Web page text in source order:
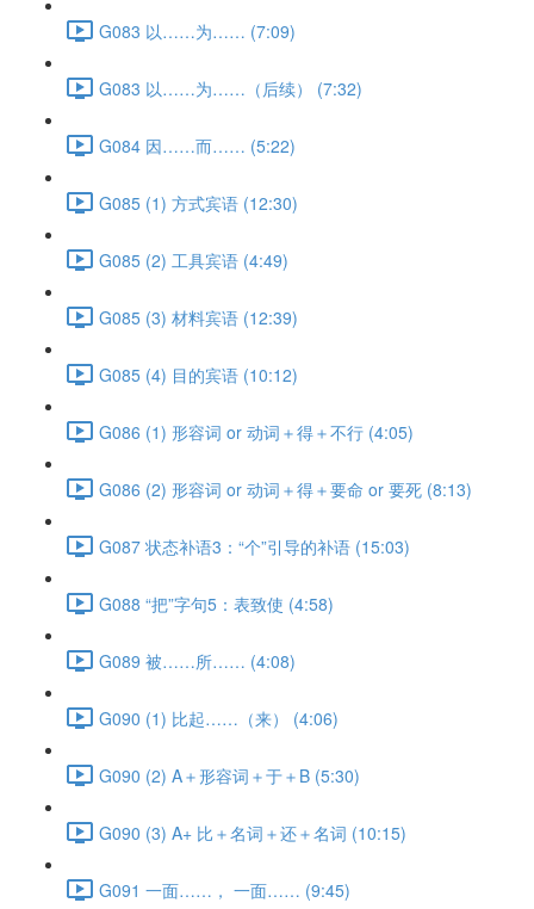
G083 以……为…… (7:09)
G083 以……为……（后续） (7:32)
G084 因……而…… (5:22)
G085 (1) 方式宾语 (12:30)
G085 (2) 工具宾语 (4:49)
G085 (3) 材料宾语 (12:39)
G085 (4) 目的宾语 (10:12)
G086 (1) 形容词 or 动词＋得＋不行 (4:05)
G086 (2) 形容词 or 动词＋得＋要命 or 要死 (8:13)
G087 状态补语3：“个”引导的补语 (15:03)
G088 “把”字句5：表致使 (4:58)
G089 被……所…… (4:08)
G090 (1) 比起……（来） (4:06)
G090 (2) A＋形容词＋于＋B (5:30)
G090 (3) A+ 比＋名词＋还＋名词 (10:15)
G091 一面……， 一面…… (9:45)